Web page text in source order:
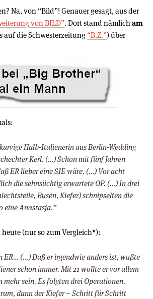
Na, von “Bild”! Genauer gesagt, aus der
von BILD”. Dort stand nämlich am
auf die Schwesterzeitung “B.Z.”) über
Halb-Italienerin aus Berlin-Wedding
Kerl. (…) Schon mit fünf Jahren
ER lieber eine SIE wäre. (…) Vor acht
die sehnsüchtig erwartete OP. (…) In drei
Busen, Kiefer) schnipselten die
eine Anastasja.”
(nur so zum Vergleich*):
ER… (…) Daß er irgendwie anders ist, wußte
schon immer. Mit 21 wollte er vor allem
mehr sein. Es folgten drei Operationen.
dann der Kiefer – Schritt für Schritt